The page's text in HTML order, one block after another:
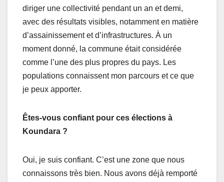
diriger une collectivité pendant un an et demi,
avec des résultats visibles, notamment en matière
d’assainissement et d’infrastructures. À un
moment donné, la commune était considérée
comme l’une des plus propres du pays. Les
populations connaissent mon parcours et ce que
je peux apporter.
Êtes-vous confiant pour ces élections à
Koundara ?
Oui, je suis confiant. C’est une zone que nous
connaissons très bien. Nous avons déjà remporté